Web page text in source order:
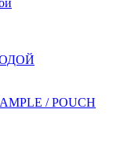
/ POUCH